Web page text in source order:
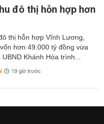
đô thị hỗn hợp hơn
thị hỗn hợp Vĩnh Lương,
hơn 49.000 tỷ đồng vừa
Khánh Hòa trình...
19 giờ trước